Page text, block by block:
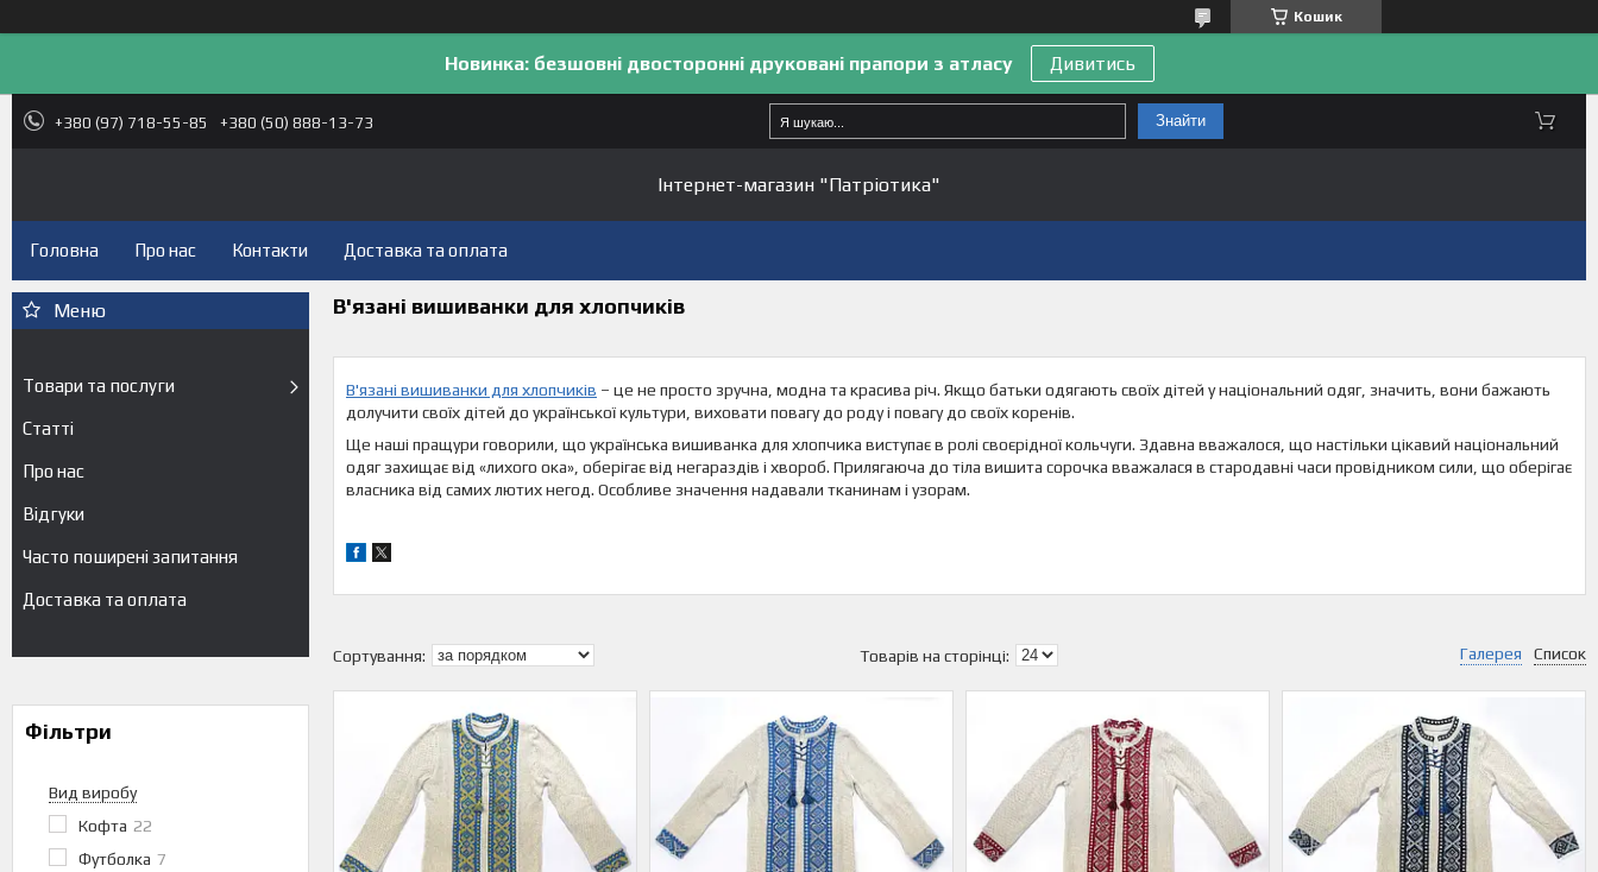
Кошик
Новинка: безшовні двосторонні друковані прапори з атласу Дивитись
+380 (97) 718-55-85 +380 (50) 888-13-73 Знайти
Інтернет-магазин "Патріотика"
Головна Про нас Контакти Доставка та оплата
Товари та послуги
Статті
Про нас
Відгуки
Часто поширені запитання
Доставка та оплата
Фільтри
Вид виробу
Кофта 22
Футболка 7
В'язані вишиванки для хлопчиків
В'язані вишиванки для хлопчиків – це не просто зручна, модна та красива річ. Якщо батьки одягають своїх дітей у національний одяг, значить, вони бажають
долучити своїх дітей до української культури, виховати повагу до роду і повагу до своїх коренів.
Ще наші пращури говорили, що українська вишиванка для хлопчика виступає в ролі своєрідної кольчуги. Здавна вважалося, що настільки цікавий національний
одяг захищає від «лихого ока», оберігає від негараздів і хвороб. Прилягаюча до тіла вишита сорочка вважалася в стародавні часи провідником сили, що оберігає
власника від самих лютих негод. Особливе значення надавали тканинам і узорам.
Галерея Список